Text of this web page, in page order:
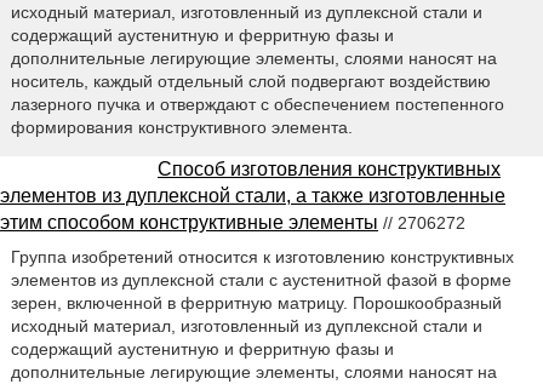
исходный материал, изготовленный из дуплексной стали и
содержащий аустенитную и ферритную фазы и
дополнительные легирующие элементы, слоями наносят на
носитель, каждый отдельный слой подвергают воздействию
лазерного пучка и отверждают с обеспечением постепенного
формирования конструктивного элемента.
Способ изготовления конструктивных
элементов из дуплексной стали, а также изготовленные
этим способом конструктивные элементы // 2706272
Группа изобретений относится к изготовлению конструктивных
элементов из дуплексной стали с аустенитной фазой в форме
зерен, включенной в ферритную матрицу. Порошкообразный
исходный материал, изготовленный из дуплексной стали и
содержащий аустенитную и ферритную фазы и
дополнительные легирующие элементы, слоями наносят на